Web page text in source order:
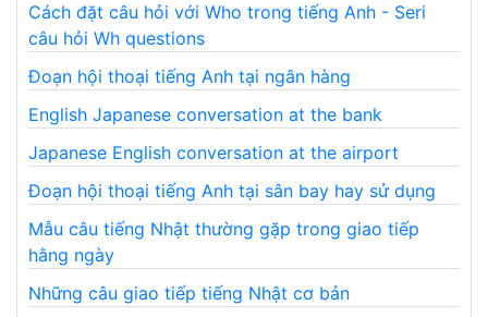
Cách đặt câu hỏi với Who trong tiếng Anh - Seri
câu hỏi Wh questions
Đoạn hội thoại tiếng Anh tại ngân hàng
English Japanese conversation at the bank
Japanese English conversation at the airport
Đoạn hội thoại tiếng Anh tại sân bay hay sử dụng
Mẫu câu tiếng Nhật thường gặp trong giao tiếp
hằng ngày
Những câu giao tiếp tiếng Nhật cơ bản